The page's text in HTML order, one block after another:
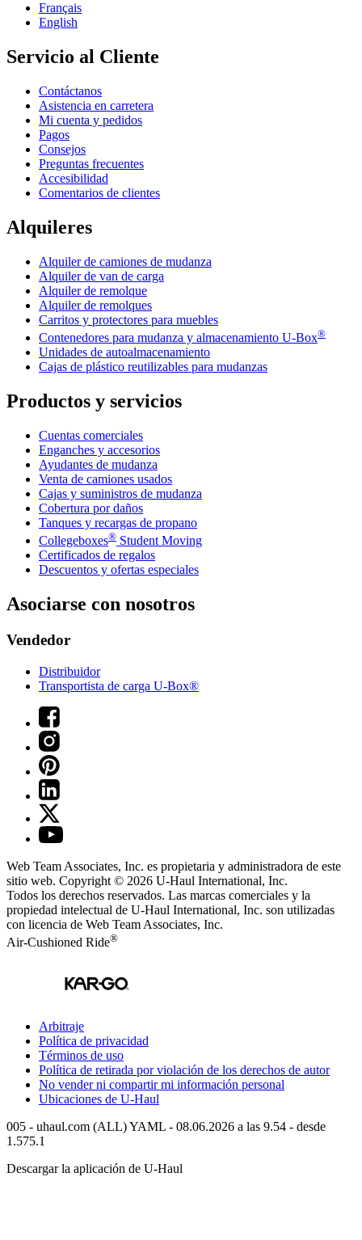
Français
English
Servicio al Cliente
Contáctanos
Asistencia en carretera
Mi cuenta y pedidos
Pagos
Consejos
Preguntas frecuentes
Accesibilidad
Comentarios de clientes
Alquileres
Alquiler de camiones de mudanza
Alquiler de van de carga
Alquiler de remolque
Alquiler de remolques
Carritos y protectores para muebles
Contenedores para mudanza y almacenamiento U-Box®
Unidades de autoalmacenamiento
Cajas de plástico reutilizables para mudanzas
Productos y servicios
Cuentas comerciales
Enganches y accesorios
Ayudantes de mudanza
Venta de camiones usados
Cajas y suministros de mudanza
Cobertura por daños
Tanques y recargas de propano
Collegeboxes® Student Moving
Certificados de regalos
Descuentos y ofertas especiales
Asociarse con nosotros
Vendedor
Distribuidor
Transportista de carga U-Box®
Web Team Associates, Inc. es propietaria y administradora de este
sitio web. Copyright © 2026 U-Haul International, Inc.
Todos los derechos reservados. Las marcas comerciales y la
propiedad intelectual de U-Haul International, Inc. son utilizadas
con licencia de Web Team Associates, Inc.
Air-Cushioned Ride®
Arbitraje
Política de privacidad
Términos de uso
Política de retirada por violación de los derechos de autor
No vender ni compartir mi información personal
Ubicaciones de U-Haul
005 - uhaul.com (ALL) YAML - 08.06.2026 a las 9.54 - desde
1.575.1
Descargar la aplicación de U-Haul